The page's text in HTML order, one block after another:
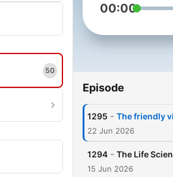
50
00:00
Episode
1295 - The friendly
22 Jun 2026
1294 - The Life
15 Jun 2026